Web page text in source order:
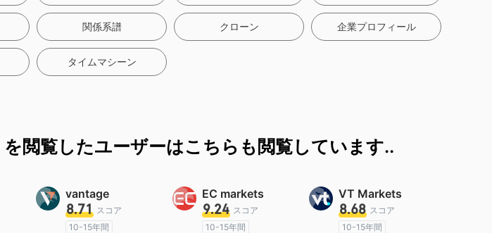
関係系譜 クローン 企業プロフィール
タイムマシーン
を閲覧したユーザーはこちらも閲覧しています..
vantage
8.71 スコア
10-15年間
EC markets
9.24 スコア
10-15年間
VT Markets
8.68 スコア
10-15年間